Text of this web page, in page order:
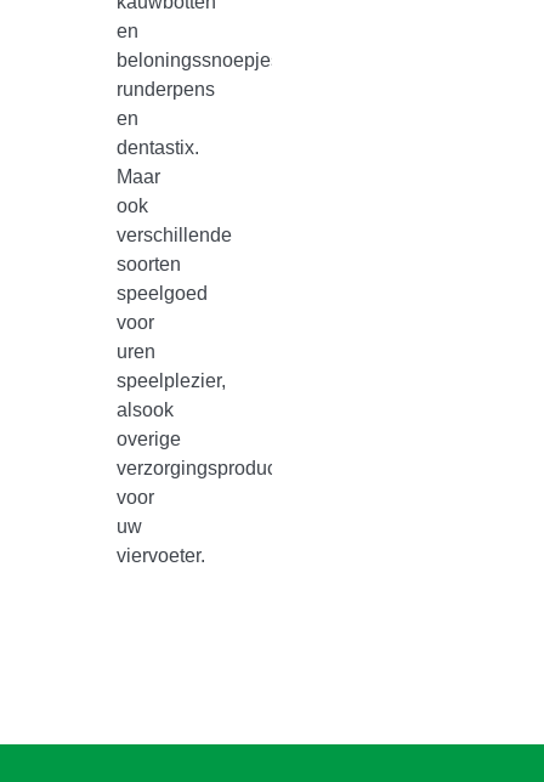
en
beloningssnoepjes,
runderpens
en
dentastix.
Maar
ook
verschillende
soorten
speelgoed
voor
uren
speelplezier,
alsook
overige
verzorgingsproducten
voor
uw
viervoeter.